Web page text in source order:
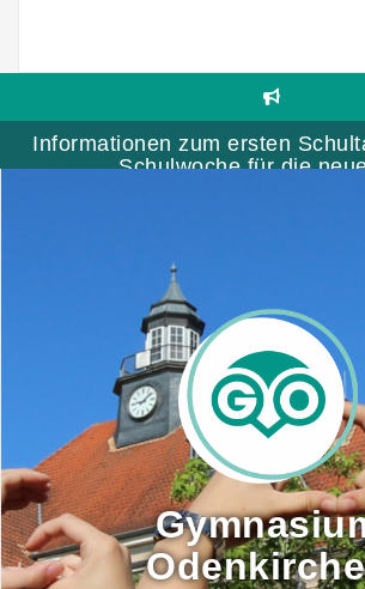
Informationen zum ersten
Schulwoche für die